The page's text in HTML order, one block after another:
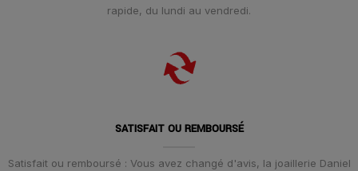
rapide, du lundi au vendredi.
SATISFAIT OU REMBOURSÉ
Satisfait ou remboursé : Vous avez changé d'avis, la joaillerie Daniel